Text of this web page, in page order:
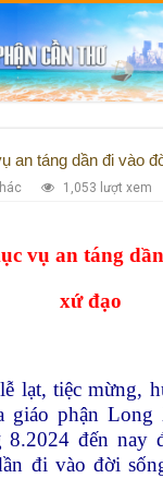
an táng dần đi vào
1,053 lượt xem
vụ an táng
xứ đạo
lạt, tiệc mừng,
giáo phận Long
8.2024 đến nay
đi vào đời